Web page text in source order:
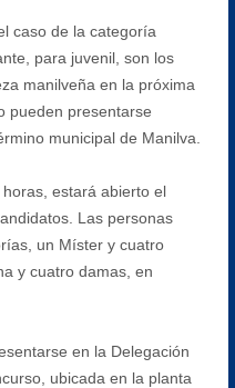
caso de la categoría
para juvenil, son los
manilveña en la próxima
pueden presentarse
municipal de Manilva.
estará abierto el
Las personas
un Míster y cuatro
y cuatro damas, en
en la Delegación
ubicada en la planta